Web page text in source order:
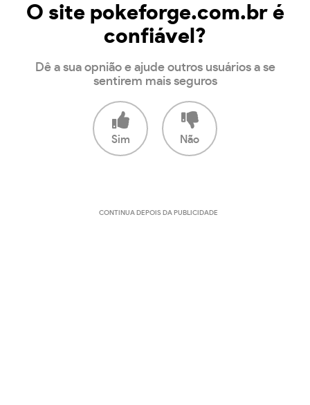
O site pokeforge.com.br é
confiável?
Dê a sua opnião e ajude outros usuários a se
sentirem mais seguros
Sim Não
CONTINUA DEPOIS DA PUBLICIDADE